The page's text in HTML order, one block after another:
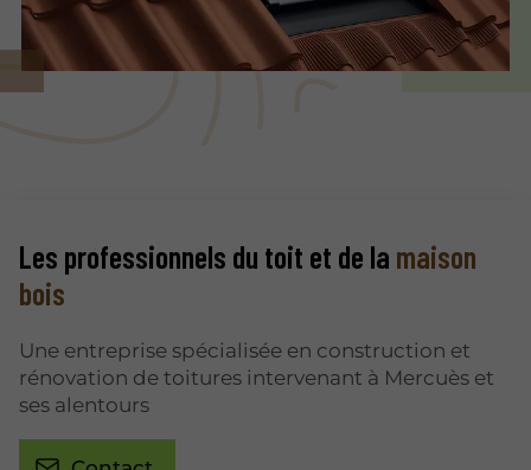
Les professionnels du toit et de la maison
bois
Une entreprise spécialisée en construction et
rénovation de toitures intervenant à Mercuès et
ses alentours